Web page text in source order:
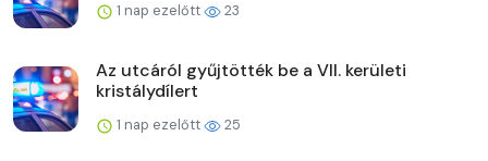
1 nap ezelőtt 23
Az utcáról gyűjtötték be a VII. kerületi
kristálydílert
1 nap ezelőtt 25